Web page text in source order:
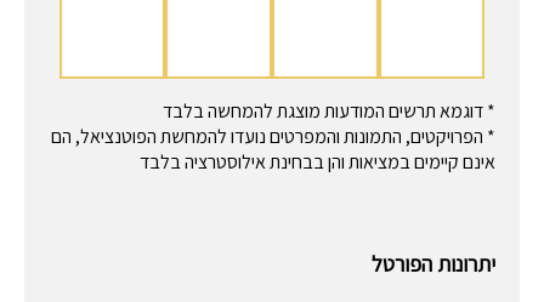
* דוגמא תרשים המודעות מוצגת להמחשה בלבד
* הפרויקטים, התמונות והמפרטים נועדו להמחשת הפוטנציאל, הם
אינם קיימים במציאות והן בבחינת אילוסטרציה בלבד
יתרונות הפורטל